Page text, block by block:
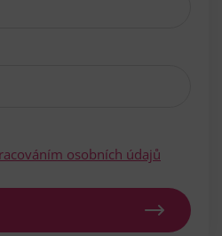
osobních údajů